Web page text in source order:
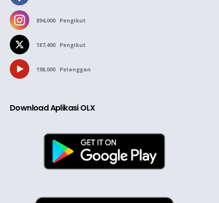
894,000 Pengikut
187,400 Pengikut
198,000 Pelanggan
Download Aplikasi OLX